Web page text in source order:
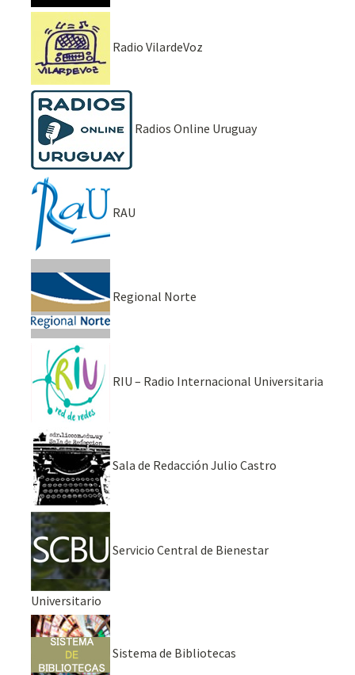
Radio VilardeVoz
Radios Online Uruguay
RAU
Regional Norte
RIU – Radio Internacional Universitaria
Sala de Redacción Julio Castro
Servicio Central de Bienestar
Universitario
Sistema de Bibliotecas